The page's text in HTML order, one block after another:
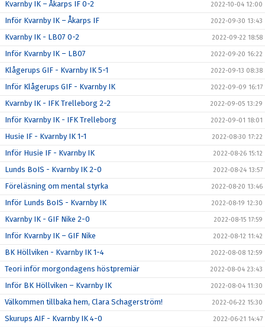
Kvarnby IK – Åkarps IF 0-2 2022-10-04 12:00
Inför Kvarnby IK – Åkarps IF 2022-09-30 13:43
Kvarnby IK - LB07 0-2 2022-09-22 18:58
Inför Kvarnby IK – LB07 2022-09-20 16:22
Klågerups GIF - Kvarnby IK 5-1 2022-09-13 08:38
Inför Klågerups GIF - Kvarnby IK 2022-09-09 16:17
Kvarnby IK - IFK Trelleborg 2-2 2022-09-05 13:29
Inför Kvarnby IK - IFK Trelleborg 2022-09-01 18:01
Husie IF - Kvarnby IK 1-1 2022-08-30 17:22
Inför Husie IF - Kvarnby IK 2022-08-26 15:12
Lunds BoIS - Kvarnby IK 2-0 2022-08-24 13:57
Föreläsning om mental styrka 2022-08-20 13:46
Inför Lunds BoIS - Kvarnby IK 2022-08-19 12:30
Kvarnby IK - GIF Nike 2-0 2022-08-15 17:59
Inför Kvarnby IK – GIF Nike 2022-08-12 11:42
BK Höllviken - Kvarnby IK 1-4 2022-08-08 12:59
Teori inför morgondagens höstpremiär 2022-08-04 23:43
Inför BK Höllviken – Kvarnby IK 2022-08-04 11:30
Välkommen tillbaka hem, Clara Schagerström! 2022-06-22 15:30
Skurups AIF - Kvarnby IK 4-0 2022-06-21 14:47